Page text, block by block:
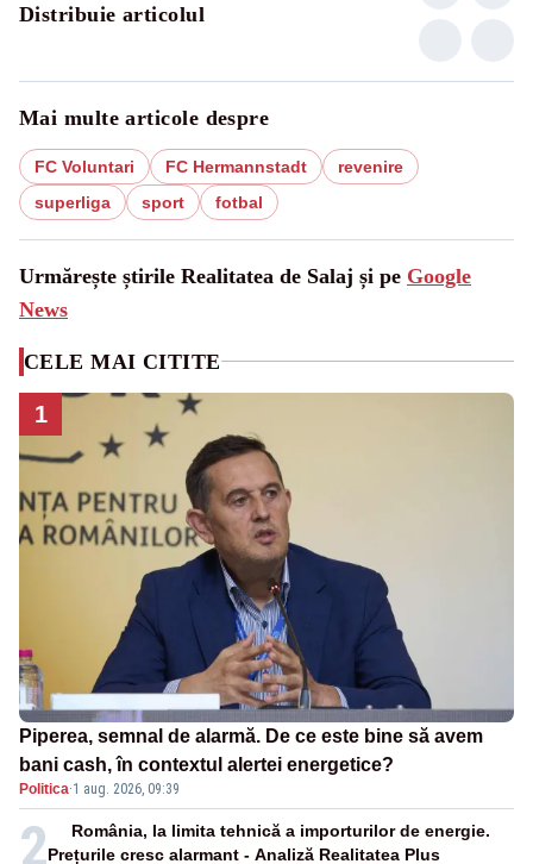
Distribuie articolul
Mai multe articole despre
FC Voluntari FC Hermannstadt
revenire
superliga
sport fotbal
Urmărește știrile Realitatea de Salaj și pe Google
News
CELE MAI CITITE
1
Piperea, semnal de alarmă. De ce este bine să avem
bani cash, în contextul alertei energetice?
Politica·1 aug. 2026, 09:39
2
România, la limita tehnică a importurilor de energie.
Prețurile cresc alarmant - Analiză Realitatea Plus